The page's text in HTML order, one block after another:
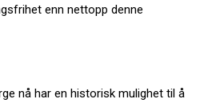
enn nettopp denne
nå har en historisk mulighet til å